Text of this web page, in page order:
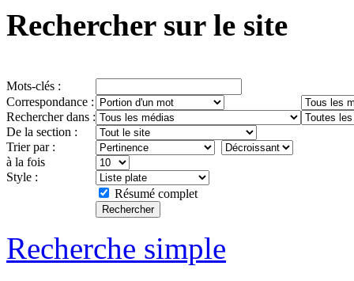
Rechercher sur le site
Mots-clés :
Correspondance :
Rechercher dans :
De la section :
Trier par :
à la fois
Style :
Résumé complet
Recherche simple